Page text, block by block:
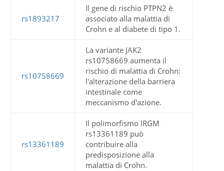
rs1893217
Il gene di rischio PTPN2 è
associato alla malattia di
Crohn e al diabete di tipo 1.
rs10758669
La variante JAK2
rs10758669 aumenta il
rischio di malattia di Crohn:
l'alterazione della barriera
intestinale come
meccanismo d'azione.
rs13361189
Il polimorfismo IRGM
rs13361189 può
contribuire alla
predisposizione alla
malattia di Crohn.